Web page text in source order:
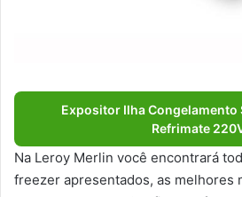
Expositor Ilha Congelamento
Refrimate
Na Leroy Merlin você encontrará
freezer apresentados, as melhores